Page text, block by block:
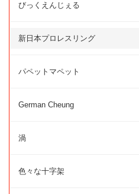
びっくえんじぇる
新日本プロレスリング
パペットマペット
German Cheung
渦
色々な十字架